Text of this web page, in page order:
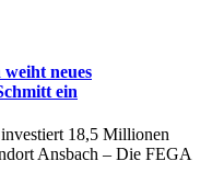
neues
ein
18,5 Millionen
Ansbach – Die FEGA